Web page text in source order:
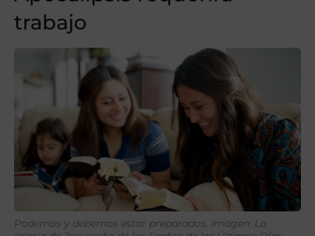
trabajo
Podemos y debemos estar preparados. Imagen: La